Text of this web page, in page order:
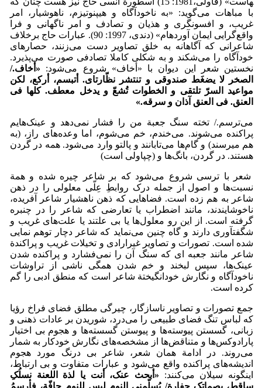
با مباهات می‌گوید: «به ناخودآگاه و هیپنوتیزم، ناهوشیار، امر
غریب، و افسون­گری و هذیان و تصادف و امر ناگهانی و فرا
واقع‌گرایی ایمان آورده­ام» (دندی، 1997: 90). عبارات حاج برخلاف
شاعرانی که آگاهانه به خلق تصاویر دست می‌زنند، حصارهای
خودآگاه را می‌شکند و به شکلی کاملا تصادفی صورت می‌پذیرد.
نخستین شعر این دیوان با «أخاف» شروع می‌شود: « أخاف./
الصخر لا یضغَط صندوقی و تنتشر نظّارتای. أتبسم، أرکع، لکن
مواعید السرّ تلتقی و الخطوات تُشعّ و یدخل معطف. کلها فی
العنق. فی العنق آذان و سرقه.»
می‌ترسم./ تخته سنگ جعبة من را فشار نمی‌دهد و عینک‌هایم
پراکنده می‌شوند. می‌خندم، خم می‌شوم، اما وعده‌های راز، (به
هم می­رسند) و گام‌ها می‌تابانند و پالتو وارد می‌شود. همه در گردن
هستند. در گردن، بانگ‌ها و (چپاولی است)
شعر با ترسی شروع می‌شود که بر شاعر چیره شده و همة
نسبت‌ها و اصول از جمله درک روابطِ عِلّی معلولی را در ذهن
شاعر به هم زده است. فضاهایی که ذهن ناهشیار شاعر آفریده،
ناخوشایندند، مانند اضطراب یا تعارضی که شاعر را در چنبره
گرفته است. از این رو معلول‌ها یا بی علتند یا علت‌های غریب و
شگفت­آوری دارند و گاه چنین می‌نماید که شاعر دچار توهم نمایی
شده است. تصورات و تصاویر غیرارادی و تخیلات غریب و پراکندة
شاعر مانند جعبه ای که سنگ آن را نمی‌فشارد و پراکنده شدن
عینک‌ها، سپس لبخند و خم شدن همگی ناشی از تراوشات
ناخودآگاه و نگارش خودانگیختة شاعر است که منطق ادبی را گم
کرده است.
جمع تصورات و تصاویر ناسازگار، چیرگی مطلق فضای فراخ رؤیا
که لباس تنگ فضای طبیعی را می‌درد، شوریدن بر عادات ذهنی و
زبانی، گسستن پیوسته‌ها و پیوستن گسسته‌ها و هجوم بی اختیار
پارادوکس‌ها و متناقض‌ها از مشخصه‌های نگارش خودکار به شمار
می‌روند. در ادامة همان شعر، شاعر بی درنگ مورد هجوم
اندیشه‌های پراکنده واقع می‌شود و عبارات متفاوت و بی ارتباط،
اینگونه سیلان می‌کنند: « أبحث عنک، أنت یا لذة اللعنة نسلُکِ
ساقط، بصماتکِ حفارة/ یُسلّمنی النوم لیس للنوم حافّة، فأرسمُ